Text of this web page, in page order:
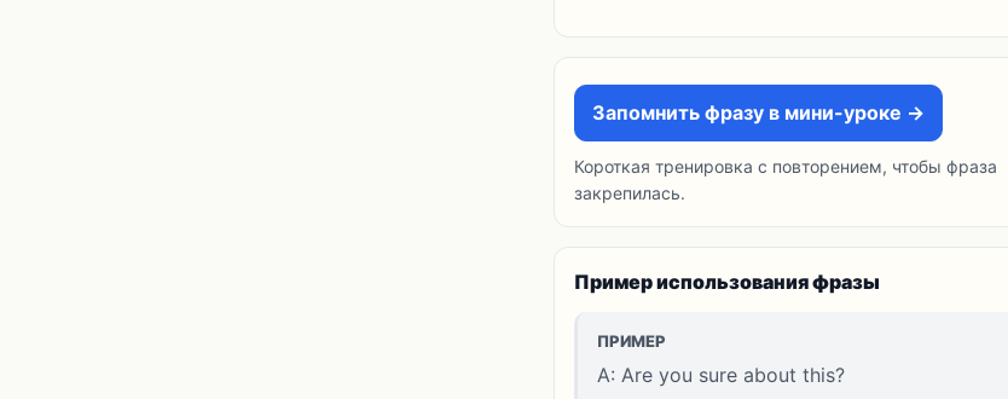
Запомнить фразу в мини-уроке →
Короткая тренировка с повторением, чтобы фраза
закрепилась.
Пример использования фразы
ПРИМЕР
A: Are you sure about this?